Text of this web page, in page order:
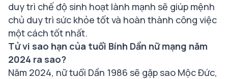
duy trì chế độ sinh hoạt lành mạnh sẽ giúp mệnh
chủ duy trì sức khỏe tốt và hoàn thành công việc
một cách tốt nhất.
Tử vi sao hạn của tuổi Bính Dần nữ mạng năm
2024 ra sao?
Năm 2024, nữ tuổi Dần 1986 sẽ gặp sao Mộc Đức,